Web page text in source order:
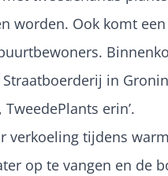
worden. Ook komt
in
erin’.
verkoeling tijdens
op te vangen en de